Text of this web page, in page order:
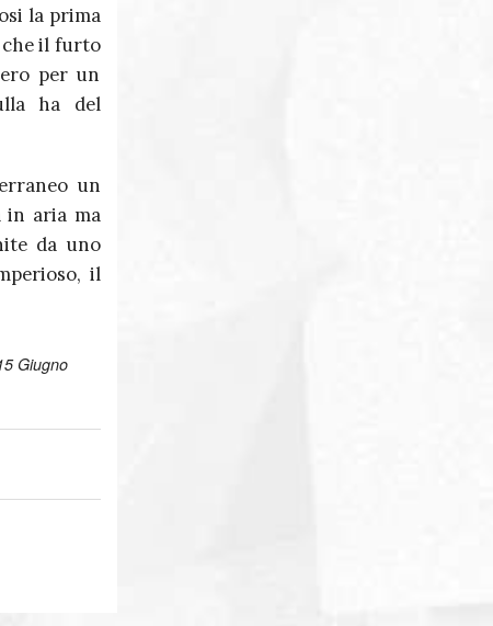
la prima
che il furto
per un
ha del
un
in aria ma
da uno
il
Giugno